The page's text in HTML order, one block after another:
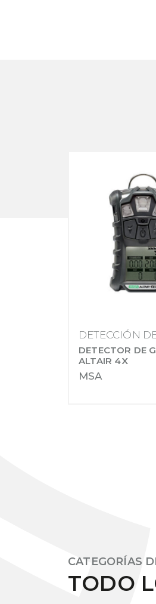
DETECCIÓN
DETECTOR DE
ALTAIR 4X
MSA
CATEGORÍAS
TODO